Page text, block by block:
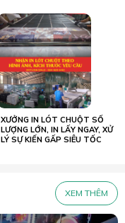
XƯỞNG IN LÓT CHUỘT SỐ
LƯỢNG LỚN, IN LẤY NGAY, XỬ
LÝ SỰ KIẾN GẤP SIÊU TỐC
XEM THÊM